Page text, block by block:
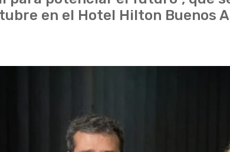
en el Hotel Hilton Buenos